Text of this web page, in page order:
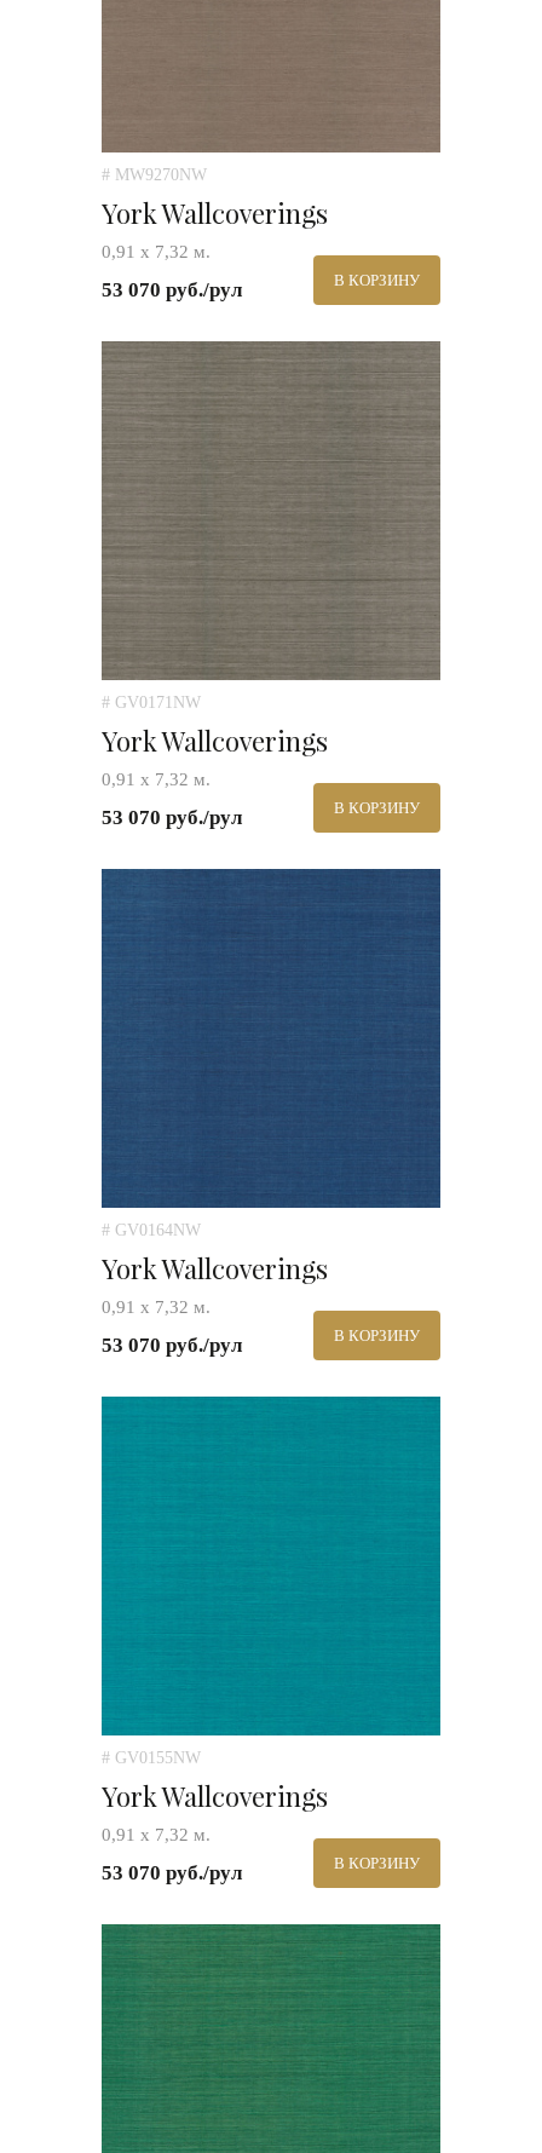
# MW9270NW
York Wallcoverings
0,91 х 7,32 м.
53 070 руб./рул В КОРЗИНУ
# GV0171NW
York Wallcoverings
0,91 х 7,32 м.
53 070 руб./рул В КОРЗИНУ
# GV0164NW
York Wallcoverings
0,91 х 7,32 м.
53 070 руб./рул В КОРЗИНУ
# GV0155NW
York Wallcoverings
0,91 х 7,32 м.
53 070 руб./рул В КОРЗИНУ